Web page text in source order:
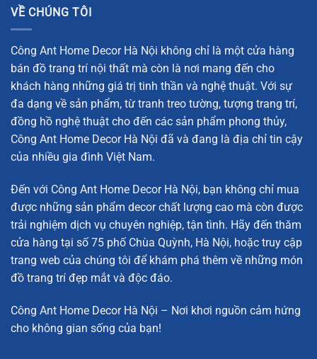
Mô Hình Trang Trí Bông Tuyết Bằng Kim Loại
Chim Hồng Hạc Pha Lê Trang Trí Cao Cấp
Tượng Ngựa Gắn Đá Pha Lê
Decor Hoa Pha Lê 4 Cánh
Mô Hình Đôi Chim Vàng Anh Bên Cây Tài Lộc Đá
Khung đỡ cả của cầu pha lê được làm bằng hợp kim mạ
Thông Số Kỹ Thuật Quả Cầu Pha Lê Sáng Tạo Phong Cách
Bắc Âu
Quả cầu pha lê sáng tạo phong cách Bắc Âu được thiết kế
với các kích thước lý tưởng cho mọi không gian sống, từ
phòng khách, phòng làm việc cho đến không gian tiếp
bản, đáp ứng nhu cầu trang trí đa dạng của khách hàng:
VỀ CHÚNG TÔI
Công Ant Home Decor Hà Nội không chỉ là một cửa hàng
bán đồ trang trí nội thất mà còn là nơi mang đến cho
khách hàng những giá trị tinh thần và nghệ thuật. Với sự
đa dạng về sản phẩm, từ tranh treo tường, tượng trang trí,
đồng hồ nghệ thuật cho đến các sản phẩm phong thủy,
Công Ant Home Decor Hà Nội đã và đang là địa chỉ tin cậy
của nhiều gia đình Việt Nam.
Đến với Công Ant Home Decor Hà Nội, bạn không chỉ mua
được những sản phẩm decor chất lượng cao mà còn được
trải nghiệm dịch vụ chuyên nghiệp, tận tình. Hãy đến thăm
cửa hàng tại số 75 phố Chùa Quỳnh, Hà Nội, hoặc truy cập
trang web của chúng tôi để khám phá thêm về những món
đồ trang trí đẹp mắt và độc đáo.
Công Ant Home Decor Hà Nội – Nơi khơi nguồn cảm hứng
cho không gian sống của bạn!